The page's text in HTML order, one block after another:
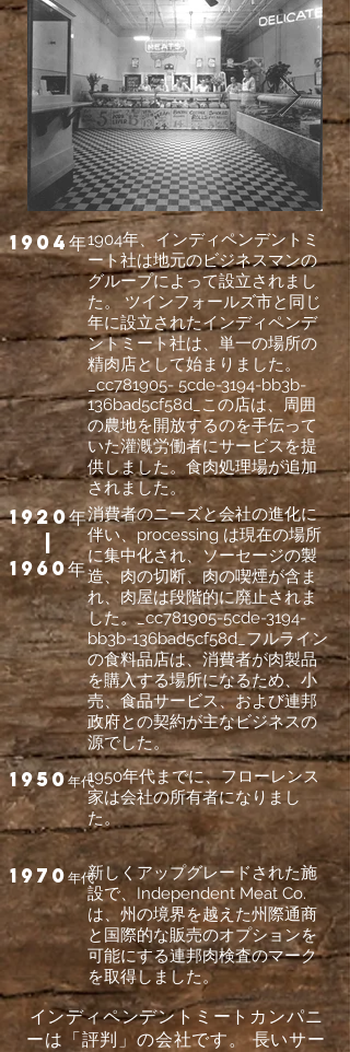
1904年1904年、インディペンデントミ
ート社は地元のビジネスマンの
グループによって設立されまし
た。 ツインフォールズ市と同じ
年に設立されたインディペンデ
ントミート社は、単一の場所の
精肉店として始まりました。
_cc781905- 5cde-3194-bb3b-
136bad5cf58d_この店は、周囲
の農地を開放するのを手伝って
いた灌漑労働者にサービスを提
供しました。食肉処理場が追加
されました。
1920年
|
1960年
消費者のニーズと会社の進化に
伴い、processing は現在の場所
に集中化され、ソーセージの製
造、肉の切断、肉の喫煙が含ま
れ、肉屋は段階的に廃止されま
した。_cc781905-5cde-3194-
bb3b-136bad5cf58d_フルライン
の食料品店は、消費者が肉製品
を購入する場所になるため、小
売、食品サービス、および連邦
政府との契約が主なビジネスの
源でした。
1950年代1950年代までに、フローレンス
家は会社の所有者になりまし
た。
1970年代新しくアップグレードされた施
設で、Independent Meat Co.
は、州の境界を越えた州際通商
と国際的な販売のオプションを
可能にする連邦肉検査のマーク
を取得しました。
インディペンデントミートカンパニ
ーは「評判」の会社です。 長いサー